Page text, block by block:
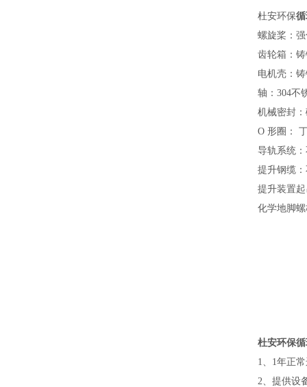
杜安环保
螺旋桨：
齿轮箱：
电机壳：
轴： 304不
机械密封
O 形圈：
导轨系统
提升钢缆
提升装置
化学地脚
杜安环保
1、 1年正
2、提供设